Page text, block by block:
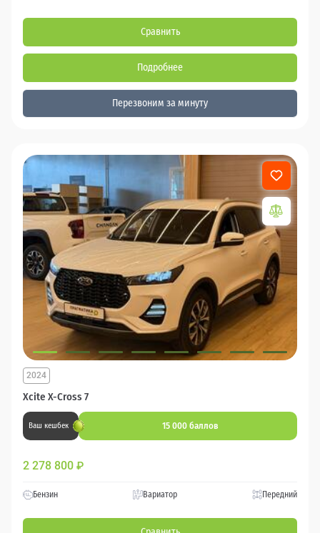
Сравнить
Подробнее
Перезвоним за минуту
Xcite X-Cross 7
2024
Ваш кешбек 15 000 баллов
2 278 800 ₽
Бензин Вариатор Передний